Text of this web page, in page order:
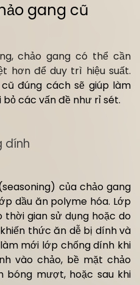
gang cũ
chảo gang có thể cần
hơn để duy trì hiệu suất.
cũ đúng cách sẽ giúp làm
các vấn đề như rỉ sét.
dính
của chảo gang
dầu ăn polyme hóa. Lớp
gian sử dụng hoặc do
thức ăn dễ bị dính và
mới lớp chống dính khi
vào chảo, bề mặt chảo
bóng mượt, hoặc sau khi